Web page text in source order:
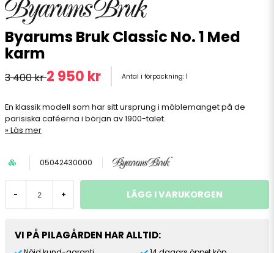
Byarums Bruk Classic No. 1 Med
karm
3 400 kr2 950 kr Antal i förpackning: 1
En klassik modell som har sitt ursprung i möblemanget på de
parisiska caféerna i början av 1900-talet.
Läs mer
05042430000
- + LÄGG I VARUKORGEN
VI PÅ PILAGÅRDEN HAR ALLTID: